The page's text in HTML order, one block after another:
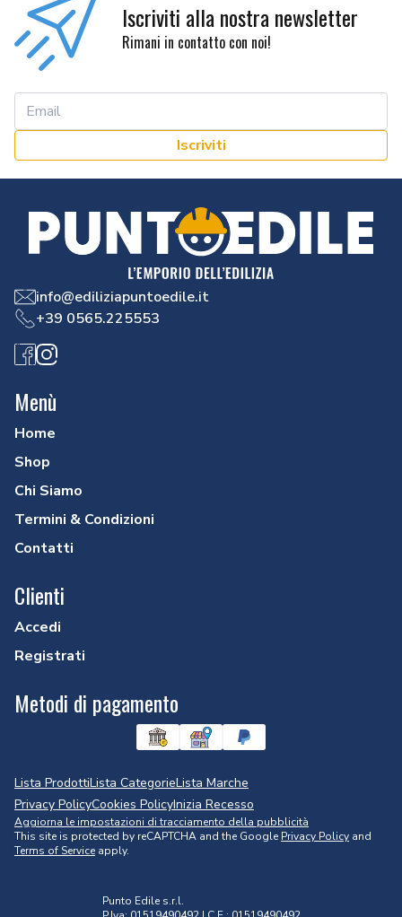
Iscriviti alla nostra newsletter
Rimani in contatto con noi!
Iscriviti
info@ediliziapuntoedile.it
+39 0565.225553
Facebook
Instagram
Menù
Home
Shop
Chi Siamo
Termini & Condizioni
Contatti
Clienti
Accedi
Registrati
Metodi di pagamento
Lista ProdottiLista CategorieLista Marche
Privacy PolicyCookies PolicyInizia Recesso
Aggiorna le impostazioni di tracciamento della pubblicità
This site is protected by reCAPTCHA and the Google Privacy Policy and
Terms of Service apply.
Punto Edile s.r.l.